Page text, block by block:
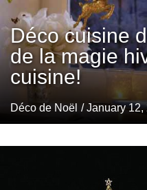
Déco cuisine
de la magie
cuisine!
Déco de Noël / January 12,